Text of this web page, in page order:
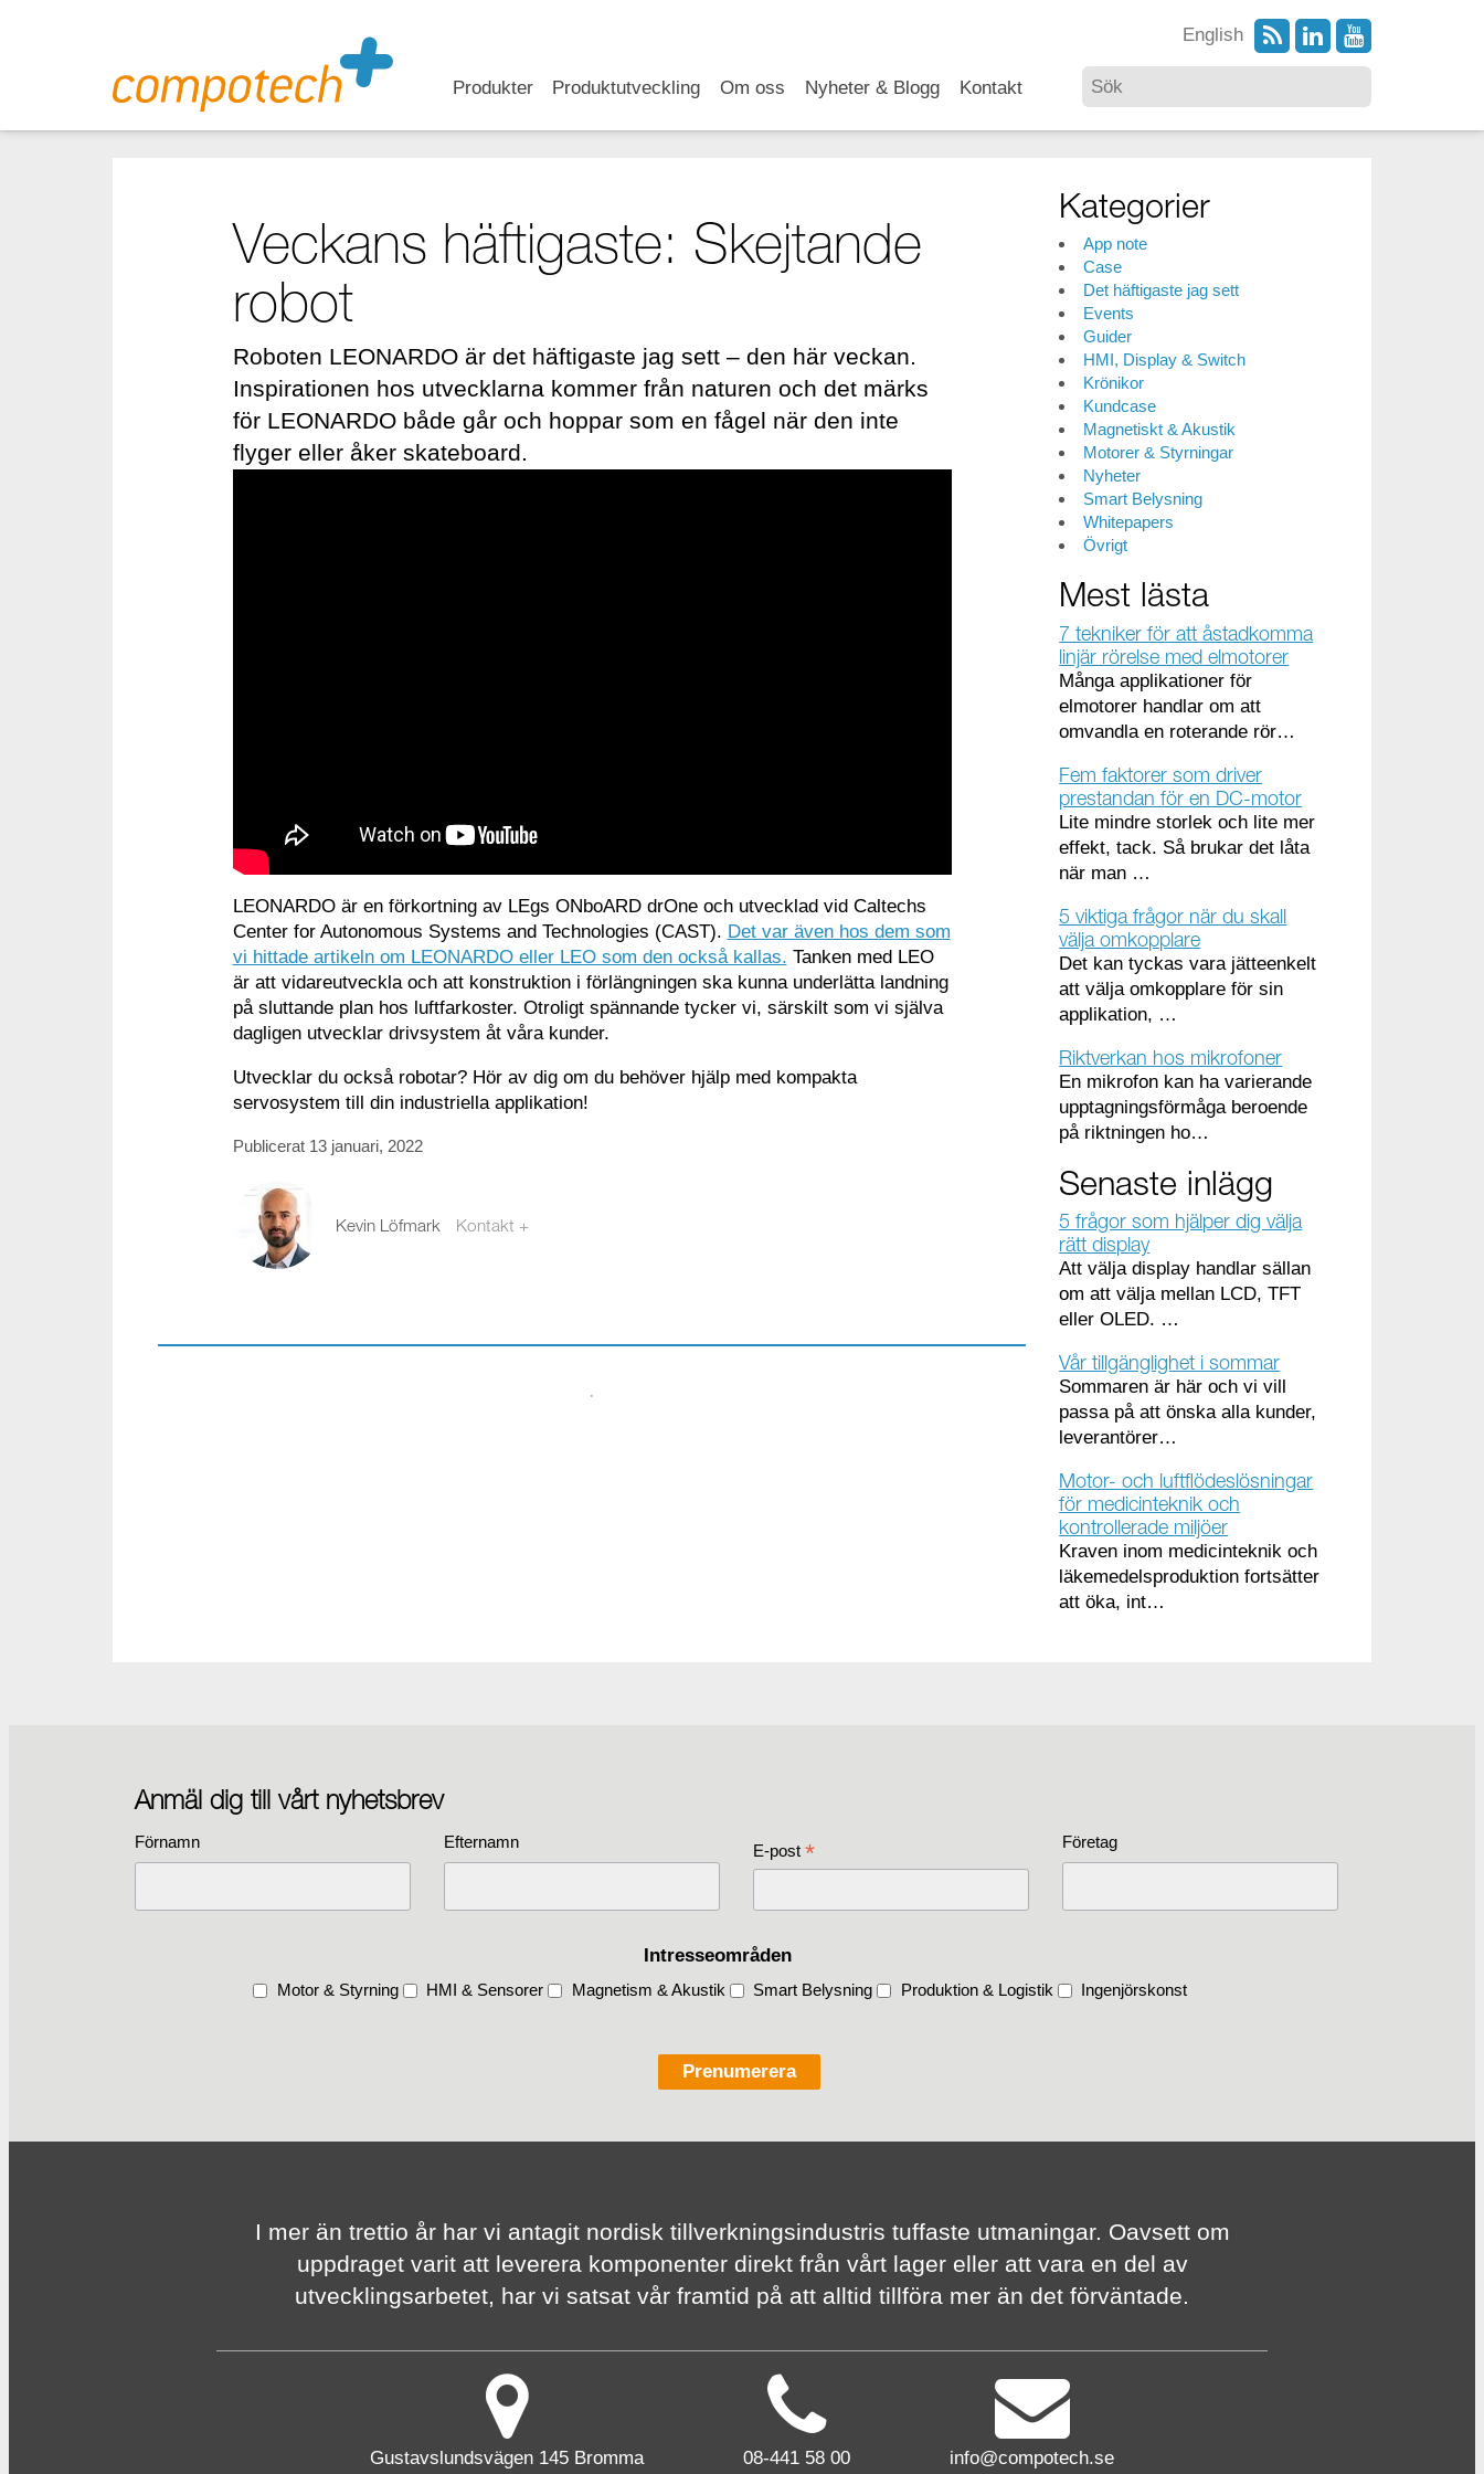
Produkter Produktutveckling Om oss Nyheter & Blogg Kontakt
English
Veckans häftigaste: Skejtande
robot
Roboten LEONARDO är det häftigaste jag sett – den här veckan.
Inspirationen hos utvecklarna kommer från naturen och det märks
för LEONARDO både går och hoppar som en fågel när den inte
flyger eller åker skateboard.
LEONARDO är en förkortning av LEgs ONboARD drOne och utvecklad vid Caltechs
Center for Autonomous Systems and Technologies (CAST). Det var även hos dem som
vi hittade artikeln om LEONARDO eller LEO som den också kallas. Tanken med LEO
är att vidareutveckla och att konstruktion i förlängningen ska kunna underlätta landning
på sluttande plan hos luftfarkoster. Otroligt spännande tycker vi, särskilt som vi själva
dagligen utvecklar drivsystem åt våra kunder.
Utvecklar du också robotar? Hör av dig om du behöver hjälp med kompakta
servosystem till din industriella applikation!
Publicerat 13 januari, 2022
Kevin Löfmark Kontakt +
·
Kategorier
App note
Case
Det häftigaste jag sett
Events
Guider
HMI, Display & Switch
Krönikor
Kundcase
Magnetiskt & Akustik
Motorer & Styrningar
Nyheter
Smart Belysning
Whitepapers
Övrigt
Mest lästa
7 tekniker för att åstadkomma
linjär rörelse med elmotorer
Många applikationer för
elmotorer handlar om att
omvandla en roterande rör…
Fem faktorer som driver
prestandan för en DC-motor
Lite mindre storlek och lite mer
effekt, tack. Så brukar det låta
när man …
5 viktiga frågor när du skall
välja omkopplare
Det kan tyckas vara jätteenkelt
att välja omkopplare för sin
applikation, …
Riktverkan hos mikrofoner
En mikrofon kan ha varierande
upptagningsförmåga beroende
på riktningen ho…
Senaste inlägg
5 frågor som hjälper dig välja
rätt display
Att välja display handlar sällan
om att välja mellan LCD, TFT
eller OLED. …
Vår tillgänglighet i sommar
Sommaren är här och vi vill
passa på att önska alla kunder,
leverantörer…
Motor- och luftflödeslösningar
för medicinteknik och
kontrollerade miljöer
Kraven inom medicinteknik och
läkemedelsproduktion fortsätter
att öka, int…
Anmäl dig till vårt nyhetsbrev
Förnamn Efternamn E-post * Företag
Intresseområden
Motor & Styrning HMI & Sensorer Magnetism & Akustik Smart Belysning Produktion & Logistik Ingenjörskonst
I mer än trettio år har vi antagit nordisk tillverknings­industris tuffaste utmaningar. Oavsett om
uppdraget varit att leverera komponenter direkt från vårt lager eller att vara en del av
utvecklingsarbetet, har vi satsat vår framtid på att alltid tillföra mer än det förväntade.
Gustavslundsvägen 145 Bromma 08-441 58 00 info@compotech.se